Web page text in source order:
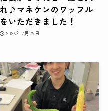
れ♪マネケンのワッフル
をいただきました！
2026年7月29日